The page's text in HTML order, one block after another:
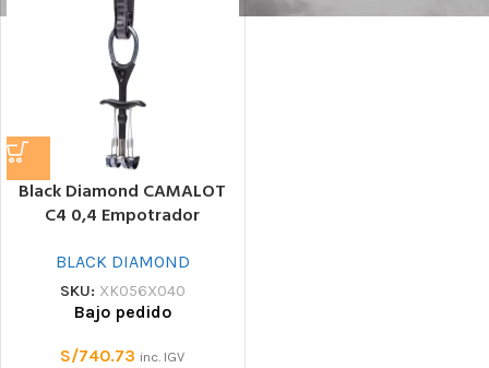
Black Diamond CAMALOT
C4 0,4 Empotrador
BLACK DIAMOND
SKU: XK056X040
Bajo pedido
S/740.73 inc. IGV